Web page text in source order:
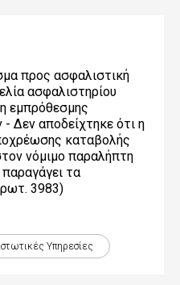
προς ασφαλιστική
ασφαλιστηρίου
εμπρόθεσμης
Δεν αποδείχτηκε ότι η
καταβολής
νόμιμο παραλήπτη
τα
3983)
Yπηρεσίες